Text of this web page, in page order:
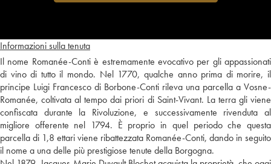
Informazioni sulla tenuta
Il nome Romanée-Conti è estremamente evocativo per gli appassionati
di vino di tutto il mondo. Nel 1770, qualche anno prima di morire, il
principe Luigi Francesco di Borbone-Conti rileva una parcella a Vosne-
Romanée, coltivata al tempo dai priori di Saint-Vivant. La terra gli viene
confiscata durante la Rivoluzione, e successivamente rivenduta al
migliore offerente nel 1794. È proprio in quel periodo che questa
parcella di 1,8 ettari viene ribattezzata Romanée-Conti, dando in seguito
il nome a una delle più prestigiose tenute della Borgogna.